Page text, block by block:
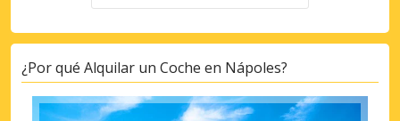
¿Por qué Alquilar un Coche en Nápoles?